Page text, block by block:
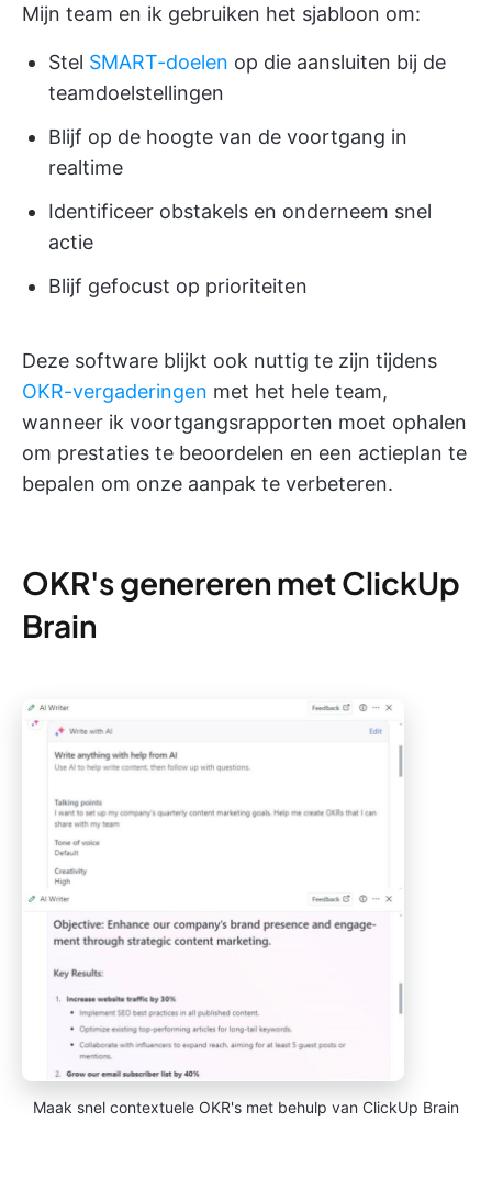
Mijn team en ik gebruiken het sjabloon om:
Stel SMART-doelen op die aansluiten bij de
teamdoelstellingen
Blijf op de hoogte van de voortgang in
realtime
Identificeer obstakels en onderneem snel
actie
Blijf gefocust op prioriteiten
Deze software blijkt ook nuttig te zijn tijdens
OKR-vergaderingen met het hele team,
wanneer ik voortgangsrapporten moet ophalen
om prestaties te beoordelen en een actieplan te
bepalen om onze aanpak te verbeteren.
OKR's genereren met ClickUp
Brain
Maak snel contextuele OKR's met behulp van ClickUp Brain